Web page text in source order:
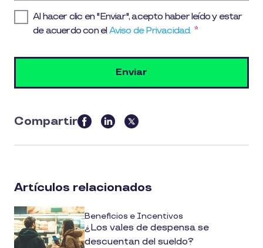
Al hacer clic en "Enviar", acepto haber leído y estar
de acuerdo con elAviso de Privacidad. *
Compartir
this
article
media
Artículos relacionados
Beneficios e Incentivos
¿Los vales de despensa se
descuentan del sueldo?